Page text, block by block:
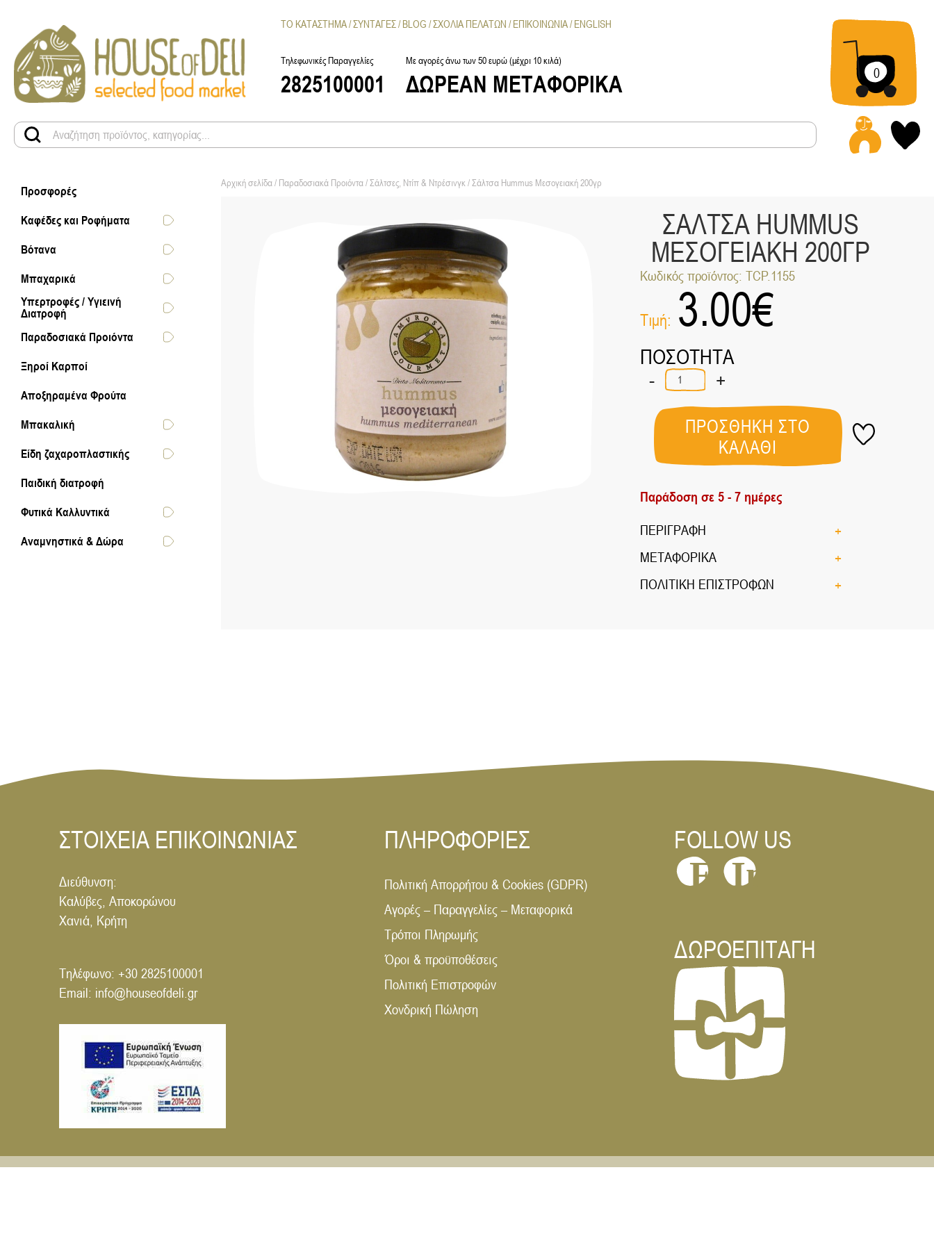
Τηλεφωνικές Παραγγελίες
2825100001
Με αγορές άνω των 50 ευρώ (μέχρι 10 κιλά)
ΔΩΡΕΑΝ ΜΕΤΑΦΟΡΙΚΑ
ΤΟ ΚΑΤΑΣΤΗΜΑ ΣΥΝΤΑΓΕΣ BLOG ΣΧΟΛΙΑ ΠΕΛΑΤΩΝ ΕΠΙΚΟΙΝΩΝΙΑ ENGLISH
0
Προσφορές
Καφέδες και Ροφήματα
Βότανα
Μπαχαρικά
Υπερτροφές / Υγιεινή
Διατροφή
Παραδοσιακά Προιόντα
Ξηροί Καρποί
Αποξηραμένα Φρούτα
Μπακαλική
Είδη ζαχαροπλαστικής
Παιδική διατροφή
Φυτικά Καλλυντικά
Αναμνηστικά & Δώρα
Αρχική σελίδα/ Παραδοσιακά Προιόντα/Σάλτσες, Ντίπ & Ντρέσινγκ / Σάλτσα Hummus Μεσογειακή 200γρ
ΣΑΛΤΣΑ HUMMUS
ΜΕΣΟΓΕΙΑΚΗ 200ΓΡ
Κωδικός προϊόντος: TCP.1155
Τιμή: 3.00€
ΠΟΣΟΤΗΤΑ
-
Σάλτσα
Hummus
200γρ
ποσότητα
+
ΠΡΟΣΘΗΚΗ ΣΤΟ
ΚΑΛΑΘΙ
Παράδοση σε 5 - 7 ημέρες
ΠΕΡΙΓΡΑΦΗ
ΜΕΤΑΦΟΡΙΚΑ
ΠΟΛΙΤΙΚΗ ΕΠΙΣΤΡΟΦΩΝ
ΣΤΟΙΧΕΙΑ ΕΠΙΚΟΙΝΩΝΙΑΣ
Διεύθυνση:
Καλύβες, Αποκορώνου
Χανιά, Κρήτη
Τηλέφωνο: +30 2825100001
Email: info@houseofdeli.gr
ΠΛΗΡΟΦΟΡΙΕΣ
Πολιτική Απορρήτου & Cookies (GDPR)
Αγορές – Παραγγελίες – Μεταφορικά
Τρόποι Πληρωμής
Όροι & προϋποθέσεις
Πολιτική Επιστροφών
Χονδρική Πώληση
FOLLOW US
F In
ΔΩΡΟΕΠΙΤΑΓΗ